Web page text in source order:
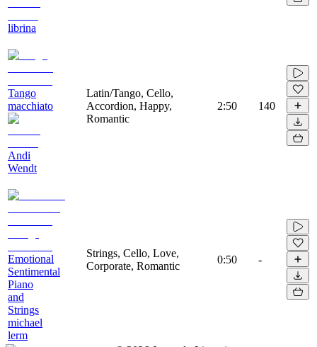
librina
Tango
macchiato
Andi
Wendt
Latin/Tango, Cello,
Accordion, Happy,
Romantic
2:50 140
Emotional
Sentimental
Piano
and
Strings
michael
lerm
Strings, Cello, Love,
Corporate, Romantic
0:50 -